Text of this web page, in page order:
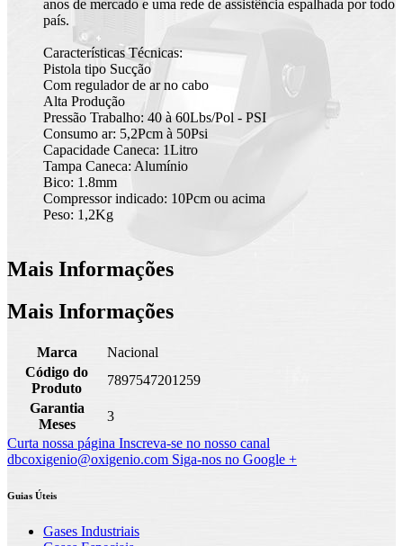
anos de mercado e uma rede de assistência espalhada por todo
país.
Características Técnicas:
Pistola tipo Sucção
Com regulador de ar no cabo
Alta Produção
Pressão Trabalho: 40 à 60Lbs/Pol - PSI
Consumo ar: 5,2Pcm à 50Psi
Capacidade Caneca: 1Litro
Tampa Caneca: Alumínio
Bico: 1.8mm
Compressor indicado: 10Pcm ou acima
Peso: 1,2Kg
Mais Informações
Mais Informações
Marca
Nacional
Código do
Produto
7897547201259
Garantia
Meses
3
Curta nossa página Inscreva-se no nosso canal
dbcoxigenio@oxigenio.com Siga-nos no Google +
Guias Úteis
Gases Industriais